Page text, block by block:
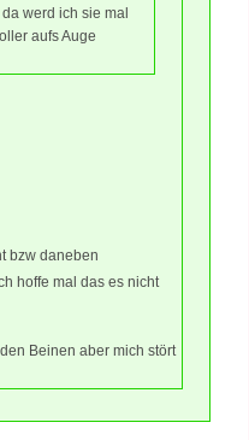
werd ich sie mal
aufs Auge
bzw daneben
hoffe mal das es nicht
Beinen aber mich stört